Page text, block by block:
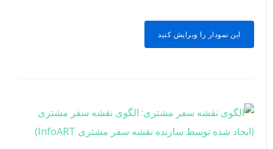
این نمودار را ویرایش کنید